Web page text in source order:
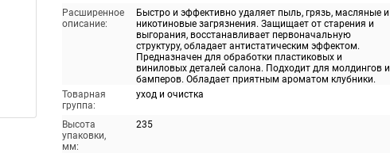
Расширенное
описание:
Быстро и эффективно удаляет пыль, грязь, масляные и
никотиновые загрязнения. Защищает от старения и
выгорания, восстанавливает первоначальную
структуру, обладает антистатическим эффектом.
Предназначен для обработки пластиковых и
виниловых деталей салона. Подходит для молдингов и
бамперов. Обладает приятным ароматом клубники.
Товарная
группа:
уход и очистка
Высота
упаковки,
мм:
235